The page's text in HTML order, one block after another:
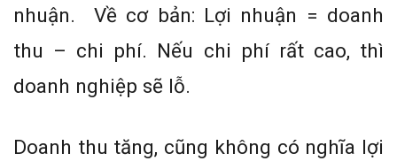
nhuận. Về cơ bản: Lợi nhuận = doanh
thu – chi phí. Nếu chi phí rất cao, thì
doanh nghiệp sẽ lỗ.
Doanh thu tăng, cũng không có nghĩa lợi